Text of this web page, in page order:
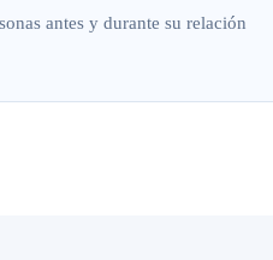
antes y durante su relación